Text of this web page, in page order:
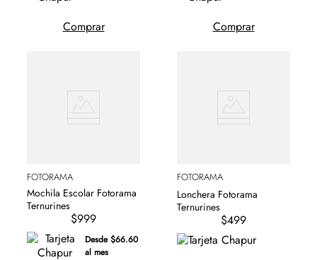
Comprar Comprar
FOTORAMA
Mochila Escolar Fotorama
Ternurines
$999
Desde $66.60
al mes
FOTORAMA
Lonchera Fotorama
Ternurines
$499